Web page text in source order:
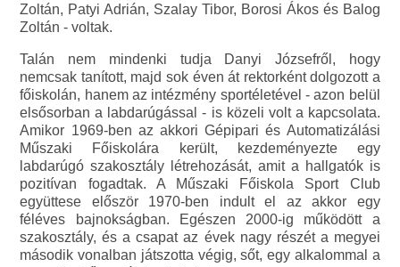
Zoltán, Patyi Adrián, Szalay Tibor, Borosi Ákos és Balog
Zoltán - voltak.
Talán nem mindenki tudja Danyi Józsefről, hogy
nemcsak tanított, majd sok éven át rektorként dolgozott a
főiskolán, hanem az intézmény sportéletével - azon belül
elsősorban a labdarúgással - is közeli volt a kapcsolata.
Amikor 1969-ben az akkori Gépipari és Automatizálási
Műszaki Főiskolára került, kezdeményezte egy
labdarúgó szakosztály létrehozását, amit a hallgatók is
pozitívan fogadtak. A Műszaki Főiskola Sport Club
együttese először 1970-ben indult el az akkor egy
féléves bajnokságban. Egészen 2000-ig működött a
szakosztály, és a csapat az évek nagy részét a megyei
második vonalban játszotta végig, sőt, egy alkalommal a